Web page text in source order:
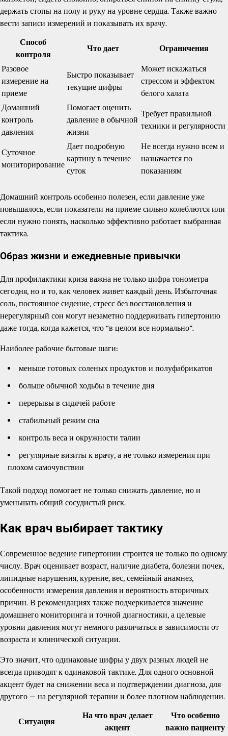
держать стопы на полу и руку на уровне сердца. Также важно
вести записи измерений и показывать их врачу.
Способ
контроля
Что дает Ограничения
Разовое
измерение на
приеме
Быстро показывает
текущие цифры
Может искажаться
стрессом и эффектом
белого халата
Домашний
контроль
давления
Помогает оценить
давление в обычной
жизни
Требует правильной
техники и регулярности
Суточное
мониторирование
Дает подробную
картину в течение
суток
Не всегда нужно всем и
назначается по
показаниям
Домашний контроль особенно полезен, если давление уже
повышалось, если показатели на приеме сильно колеблются или
если нужно понять, насколько эффективно работает выбранная
тактика.
Образ жизни и ежедневные привычки
Для профилактики криза важна не только цифра тонометра
сегодня, но и то, как человек живет каждый день. Избыточная
соль, постоянное сидение, стресс без восстановления и
нерегулярный сон могут незаметно поддерживать гипертонию
даже тогда, когда кажется, что “в целом все нормально”.
Наиболее рабочие бытовые шаги:
меньше готовых соленых продуктов и полуфабрикатов
больше обычной ходьбы в течение дня
перерывы в сидячей работе
стабильный режим сна
контроль веса и окружности талии
регулярные визиты к врачу, а не только измерения при
плохом самочувствии
Такой подход помогает не только снижать давление, но и
уменьшать общий сосудистый риск.
Как врач выбирает тактику
Современное ведение гипертонии строится не только по одному
числу. Врач оценивает возраст, наличие диабета, болезни почек,
липидные нарушения, курение, вес, семейный анамнез,
особенности измерения давления и вероятность вторичных
причин. В рекомендациях также подчеркивается значение
домашнего мониторинга и точной диагностики, а целевые
уровни давления могут немного различаться в зависимости от
возраста и клинической ситуации.
Это значит, что одинаковые цифры у двух разных людей не
всегда приводят к одинаковой тактике. Для одного основной
акцент будет на снижении веса и подтверждении диагноза, для
другого — на регулярной терапии и более плотном наблюдении.
Ситуация
На что врач делает
акцент
Что особенно
важно пациенту